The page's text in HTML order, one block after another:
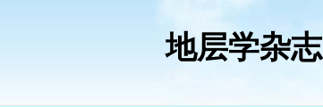
地层学杂志